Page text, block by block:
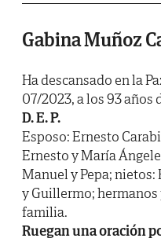
Gabina Muñoz
Ha descansado en la
07/2023, a los 93 años
D. E. P.
Esposo: Ernesto
Ernesto y María
Manuel y Pepa;
y Guillermo;
familia.
Ruegan una oración